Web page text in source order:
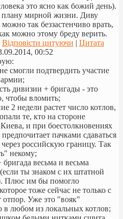
это ясно как божий день).
плану мирной жизни. Диву
так беззастенчиво врать,
можно этому бреду верить.
Відповісти цитуючи | Цитата
00:52
смогли подтвердить участие
армии;
дивизии + бригады - это
чтобы вломить;
2 недели растет число котлов,
те, кто на стороне
и при боестолкновениях
пачками сдаваться
российскую границу. Так
некому;
весьма и весьма
ты знаком с их штатной
Плюс им бы помогло
тоже сейчас не только с
отпор. Уже это "вояк"
в любом из локальных котлов;